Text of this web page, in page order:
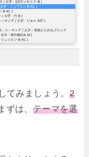
てみましょう。 2
ずは、 テーマを選